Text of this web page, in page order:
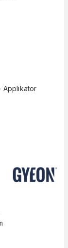
Applikator